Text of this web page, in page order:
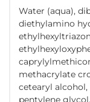
Water (aqua),
diethylamino
methacrylate
cetearyl alcohol,
pentylene